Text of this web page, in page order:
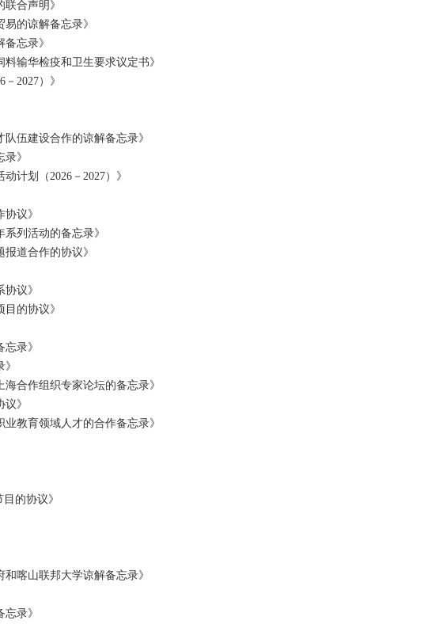
合声明》
的谅解备忘录》
忘录》
输华检疫和卫生要求议定书》
2027）》
伍建设合作的谅解备忘录》
》
计划（2026－2027）》
议》
列活动的备忘录》
道合作的协议》
议》
的协议》
录》
合作组织专家论坛的备忘录》
》
教育领域人才的合作备忘录》
的协议》
喀山联邦大学谅解备忘录》
录》